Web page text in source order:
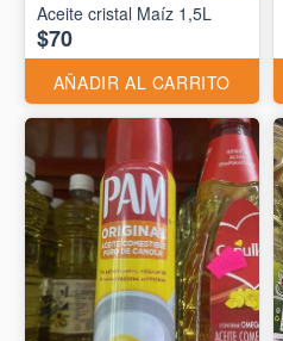
Aceite cristal Maíz 1,5L
$70
AÑADIR AL CARRITO